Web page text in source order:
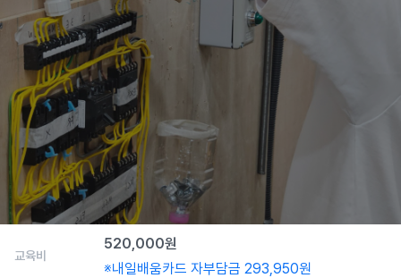
전기기능사 자격증(필기)
개강일
07-10까지 접수 20명
교육기간 2026-07-11 ~ 2026-09-12
교육시간 09:00~18:00
교육비
520,000원
※내일배움카드 자부담금 293,950원